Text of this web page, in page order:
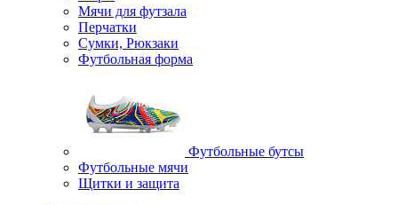
Мячи для футзала
Перчатки
Сумки, Рюкзаки
Футбольная форма
Футбольные бутсы
Футбольные мячи
Щитки и защита